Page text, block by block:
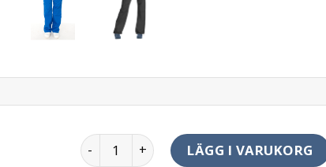
Lindsey Pants Short mängdLÄGG I VARUKORG